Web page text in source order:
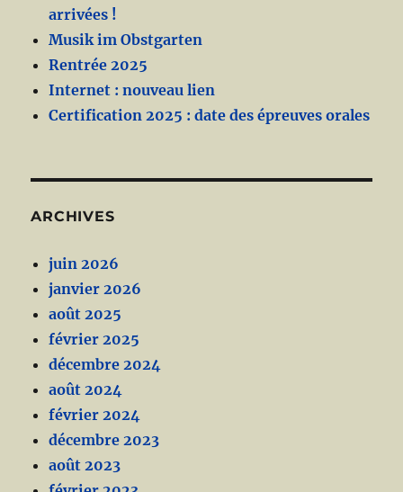
arrivées !
Musik im Obstgarten
Rentrée 2025
Internet : nouveau lien
Certification 2025 : date des épreuves orales
ARCHIVES
juin 2026
janvier 2026
août 2025
février 2025
décembre 2024
août 2024
février 2024
décembre 2023
août 2023